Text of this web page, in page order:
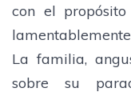
con el
La familia,
sobre su